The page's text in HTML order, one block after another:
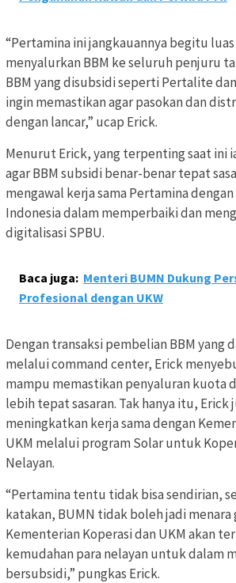
“Pertamina ini jangkauannya begitu
menyalurkan BBM ke seluruh penjuru
BBM yang disubsidi seperti Pertalite
ingin memastikan agar pasokan dan
dengan lancar,” ucap Erick.
Menurut Erick, yang terpenting saat ini
agar BBM subsidi benar-benar tepat
mengawal kerja sama Pertamina
Indonesia dalam memperbaiki dan
digitalisasi SPBU.
Baca juga: Menteri BUMN Dukung
Profesional dengan UKW
Dengan transaksi pembelian BBM yang
melalui command center, Erick
mampu memastikan penyaluran kuota
lebih tepat sasaran. Tak hanya itu, Erick
meningkatkan kerja sama dengan
UKM melalui program Solar untuk
Nelayan.
“Pertamina tentu tidak bisa sendirian,
katakan, BUMN tidak boleh jadi
Kementerian Koperasi dan UKM akan
kemudahan para nelayan untuk dalam
bersubsidi,” pungkas Erick.